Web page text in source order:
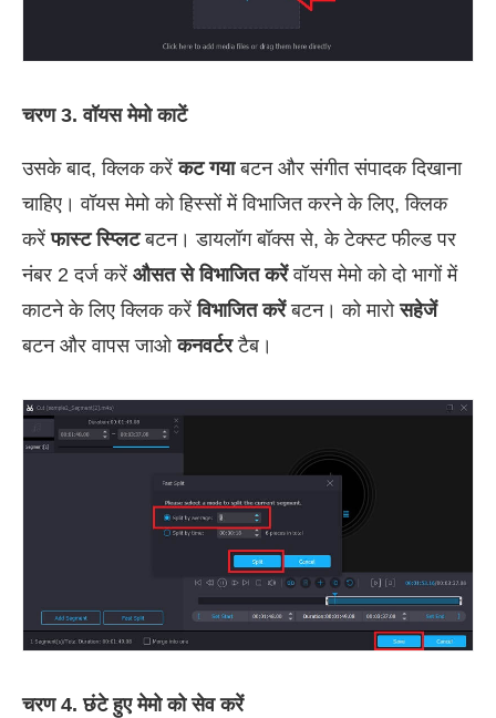
चरण 3. वॉयस मेमो काटें
उसके बाद, क्लिक करें कट गयाबटन और संगीत संपादक दिखाना
चाहिए। वॉयस मेमो को हिस्सों में विभाजित करने के लिए, क्लिक
करेंफास्ट स्प्लिटबटन। डायलॉग बॉक्स से, के टेक्स्ट फील्ड पर
नंबर 2 दर्ज करें औसत से विभाजित करेंवॉयस मेमो को दो भागों में
काटने के लिए क्लिक करेंविभाजित करेंबटन। को मारोसहेजें
बटन और वापस जाओकनवर्टरटैब।
चरण 4. छंटे हुए मेमो को सेव करें